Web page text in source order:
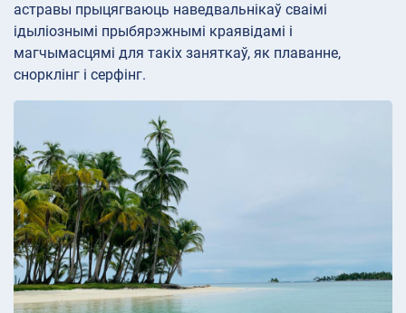
астравы прыцягваюць наведвальнікаў сваімі
ідыліознымі прыбярэжнымі краявідамі і
магчымасцямі для такіх заняткаў, як плаванне,
снорклінг і серфінг.